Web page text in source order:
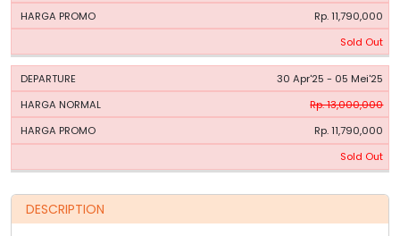
Rp. 11,790,000
Sold Out
30 Apr'25 - 05 Mei'25
Rp. 13,000,000
Rp. 11,790,000
Sold Out
DESCRIPTION